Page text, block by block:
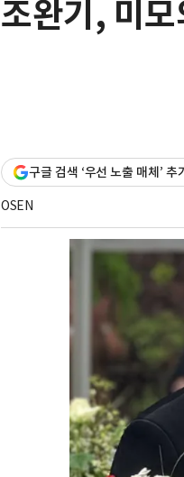
조완기, 미
구글 검색 ‘우선 노출 매체’ 추
OSEN